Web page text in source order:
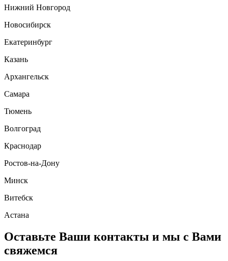
Нижний Новгород
Новосибирск
Екатеринбург
Казань
Архангельск
Самара
Тюмень
Волгоград
Краснодар
Ростов-на-Дону
Минск
Витебск
Астана
Оставьте Ваши контакты и мы с Вами
свяжемся